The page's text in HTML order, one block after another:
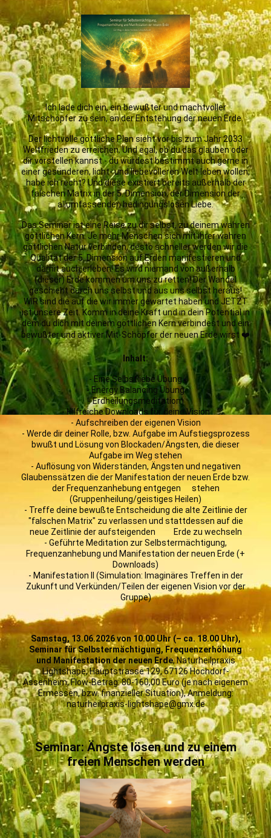
Ich lade dich ein, ein bewußter und machtvoller
Mitschöpfer zu sein, an der Entstehung der neuen Erde.
Der lichtvolle göttliche Plan sieht vor bis zum Jahr 2033
Weltfrieden zu erreichen. Und egal, ob du das glauben oder
dir vorstellen kannst - du würdest bestimmt auch gerne in
einer gesünderen, licht- und liebevolleren Welt leben wollen,
habe ich recht? Und diese existiert bereits außerhalb der
falschen Matrix in der 5. Dimension, der Dimension der
allumfassenden bedingungslosen Liebe.
Das Seminar ist eine Reise zu dir selbst, zu deinem wahren
göttlichen Kern. Je mehr Menschen sich mit ihrer wahren
göttlichen Natur verbinden, desto schneller werden wir die
Qualität der 5. Dimension auf Erden manifestieren und
damit auch erleben! Es wird niemand von außerhalb
(dieser) Erde kommen um uns zu retten! Der Wandel
geschieht durch uns selbst und aus uns selbst heraus!
WIR sind die auf die wir immer gewartet haben und JETZT
ist unsere Zeit. Komm in deine Kraft und in dein Potential in
dem du dich mit deinem göttlichen Kern verbindest und ein
bewußter und aktiver Mit-Schöpfer der neuen Erde wirst ❤️
Inhalt:
- Eine Selbstliebe Übung
- Energy Balancing Übung
- Erdheilungsmeditatiom
- Hilfreiche Downloads für deine Vision
- Aufschreiben der eigenen Vision
- Werde dir deiner Rolle, bzw. Aufgabe im Aufstiegsprozess
bwußt und Lösung von Blockaden/Ängsten, die dieser
Aufgabe im Weg stehen
- Auflösung von Widerständen, Ängsten und negativen
Glaubenssätzen die der Manifestation der neuen Erde bzw.
der Frequenzanhebung entgegen stehen
(Gruppenheilung/geistiges Heilen)
- Treffe deine bewußte Entscheidung die alte Zeitlinie der
"falschen Matrix" zu verlassen und stattdessen auf die
neue Zeitlinie der aufsteigenden Erde zu wechseln
- Geführte Meditation zur Selbstermächtigung,
Frequenzanhebung und Manifestation der neuen Erde (+
Downloads)
- Manifestation II (Simulation: Imaginäres Treffen in der
Zukunft und Verkünden/Teilen der eigenen Vision vor der
Gruppe)
Samstag, 13.06.2026 von 10.00 Uhr (– ca. 18.00 Uhr),
Seminar für Selbstermächtigung, Frequenzerhöhung
und Manifestation der neuen Erde, Naturheilpraxis
Lightshape, Hauptstrasse 129, 67126 Hochdorf-
Assenheim, Flow-Betrag: 80-160,00 Euro (je nach eigenem
Ermessen, bzw. finanzieller Situation), Anmeldung:
naturheilpraxis-lightshape@gmx.de
Seminar: Ängste lösen und zu einem
freien Menschen werden